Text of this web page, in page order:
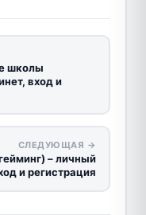
школы
вход и
СЛЕДУЮЩАЯ →
– личный
и регистрация